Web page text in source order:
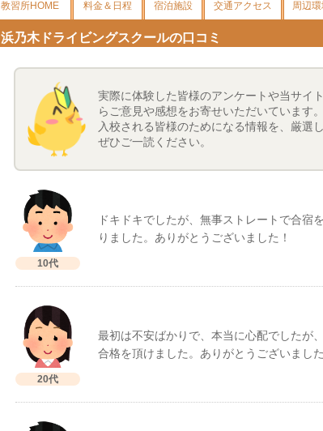
教習所HOME 料金＆日程 宿泊施設 交通アクセス 周辺
浜乃木ドライビングスクールの口コミ
実際に体験した皆様のアンケートや当サイ
らご意見や感想をお寄せいただいています。
入校される皆様のためになる情報を、厳選
ぜひご一読ください。
10代
ドキドキでしたが、無事ストレートで合宿
りました。ありがとうございました！
20代
最初は不安ばかりで、本当に心配でしたが
合格を頂けました。ありがとうございました